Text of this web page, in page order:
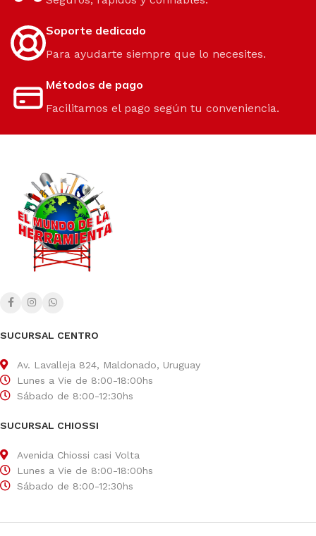
Soporte dedicado
Para ayudarte siempre que lo necesites.
Métodos de pago
Facilitamos el pago según tu conveniencia.
SUCURSAL CENTRO
Av. Lavalleja 824, Maldonado, Uruguay
Lunes a Vie de 8:00-18:00hs
Sábado de 8:00-12:30hs
SUCURSAL CHIOSSI
Avenida Chiossi casi Volta
Lunes a Vie de 8:00-18:00hs
Sábado de 8:00-12:30hs